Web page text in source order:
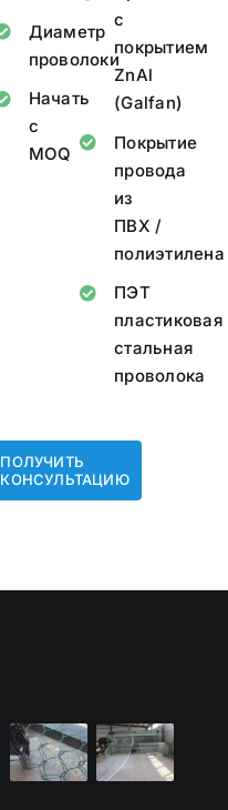
Диаметр
проволоки
Начать
с
MOQ
с
покрытием
ZnAl
(Galfan)
Покрытие
провода
из
ПВХ /
полиэтилена
ПЭТ
пластиковая
стальная
проволока
ПОЛУЧИТЬ
КОНСУЛЬТАЦИЮ